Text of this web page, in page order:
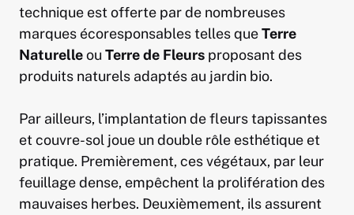
technique est offerte par de nombreuses
marques écoresponsables telles queTerre
Naturelleou Terre de Fleurs proposant des
produits naturels adaptés au jardin bio.
Par ailleurs, l’implantation de fleurs tapissantes
et couvre-sol joue un double rôle esthétique et
pratique. Premièrement, ces végétaux, par leur
feuillage dense, empêchent la prolifération des
mauvaises herbes. Deuxièmement, ils assurent